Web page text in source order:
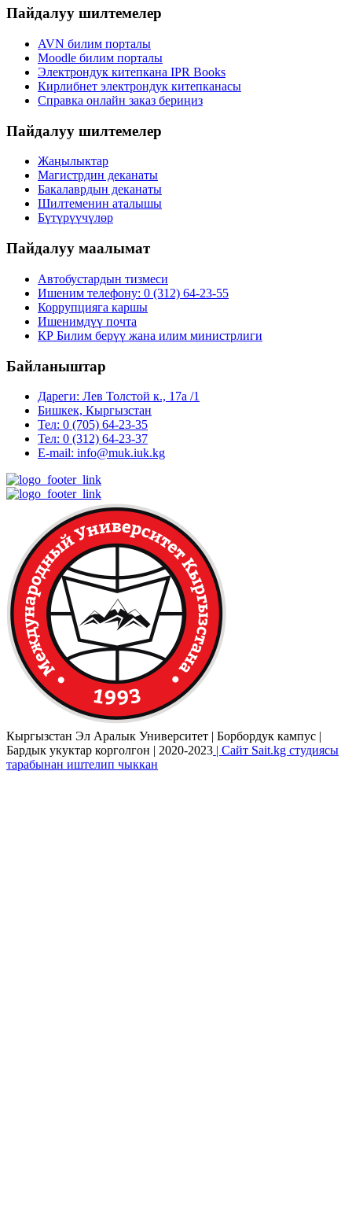
Пайдалуу шилтемелер
AVN билим порталы
Moodle билим порталы
Электрондук китепкана IPR Books
Кирлибнет электрондук китепканасы
Справка онлайн заказ бериңиз
Пайдалуу шилтемелер
Жаңылыктар
Магистрдин деканаты
Бакалаврдын деканаты
Шилтеменин аталышы
Бүтүрүүчүлөр
Пайдалуу маалымат
Автобустардын тизмеси
Ишеним телефону: 0 (312) 64-23-55
Коррупцияга каршы
Ишенимдүү почта
КР Билим берүү жана илим министрлиги
Байланыштар
Дареги: Лев Толстой к., 17а /1
Бишкек, Кыргызстан
Тел: 0 (705) 64-23-35
Тел: 0 (312) 64-23-37
E-mail: info@muk.iuk.kg
Кыргызстан Эл Аралык Университет | Борбордук кампус |
Бардык укуктар корголгон | 2020-2023 | Сайт Sait.kg студиясы
тарабынан иштелип чыккан